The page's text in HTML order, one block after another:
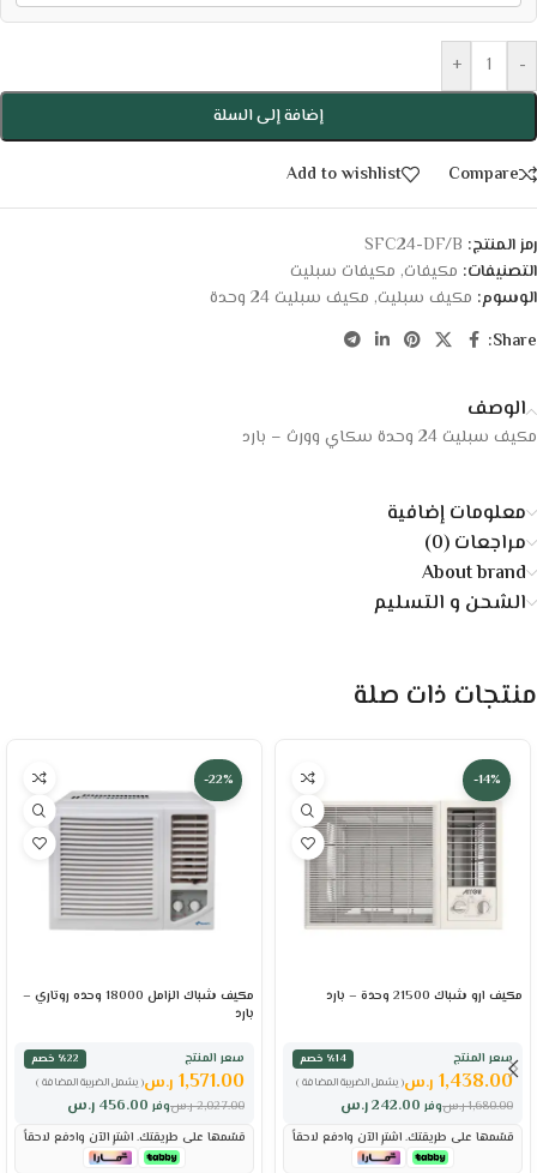
-
+
إضافة إلى السلة
Compare
Add to wishlist
رمز المنتج: SFC24-DF/B
التصنيفات: مكيفات, مكيفات سبليت
الوسوم: مكيف سبليت, مكيف سبليت 24 وحدة
Share:
الوصف
مكيف سبليت 24 وحدة سكاي وورث – بارد
معلومات إضافية
مراجعات (0)
About brand
الشحن و التسليم
منتجات ذات صلة
-14%
مكيف ارو شباك 21500 وحدة – بارد
سعر المنتج
٪14 خصم
( يشمل الضريبة المضافة )
1,438.00 ر.س
وفر 242.00ر.س 1,680.00 ر.س
قسّمها على طريقتك. اشترِ الآن وادفع لاحقاً
-22%
مكيف شباك الزامل 18000 وحده روتاري –
بارد
سعر المنتج
٪22 خصم
( يشمل الضريبة المضافة )
1,571.00 ر.س
وفر 456.00 ر.س 2,027.00 ر.س
قسّمها على طريقتك. اشترِ الآن وادفع لاحقاً